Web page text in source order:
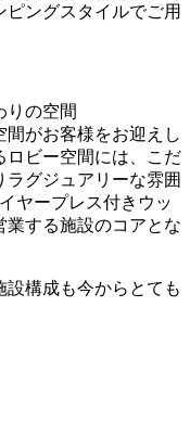
ングスタイルでご用
りの空間
がお客様をお迎えし
ロビー空間には、こだ
グジュアリーな雰囲
ヤープレス付きウッ
業する施設のコアとな
構成も今からとても